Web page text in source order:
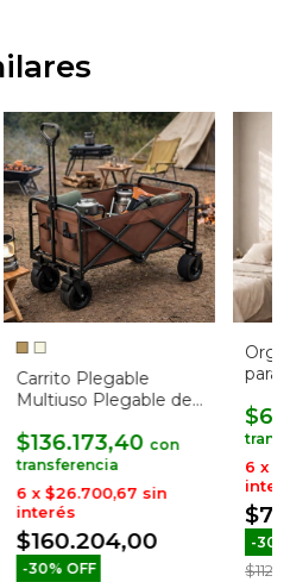
Carrito Plegable
Multiuso Plegable de
$136.173,40 con
$160.204,00
-30% OFF
6 x $26.700,67 sin
interés
para
-30
6 x